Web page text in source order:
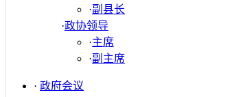
·副县长
·政协领导
·主席
·副主席
· 政府会议